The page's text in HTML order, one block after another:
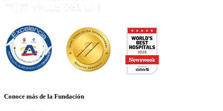
Conoce más de la Fundación